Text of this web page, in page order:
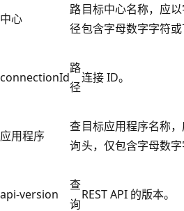
中心
路
径
目标中心名称，应
包含字母数字字符或
connectionId
路
径
连接 ID。
应用程序
查
询
目标应用程序名称
头，仅包含字母数字
api-version
查
询
REST API 的版本。